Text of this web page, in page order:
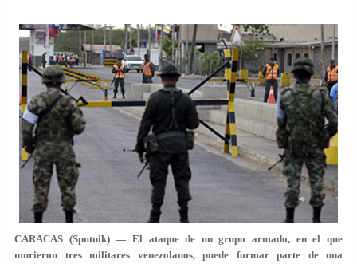
CARACAS (Sputnik) — El ataque de un grupo armado, en el que
murieron tres militares venezolanos, puede formar parte de una